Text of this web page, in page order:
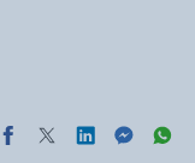
y dudalen hon wrth
y dudalen hon
Rhannwch y dudalen
Rhannwch y
Rhannwch y